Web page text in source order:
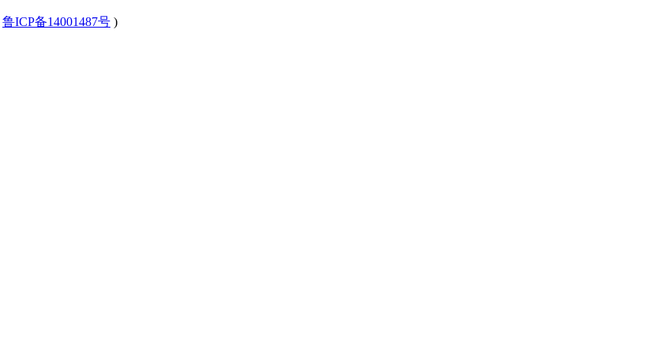
鲁ICP备14001487号 )